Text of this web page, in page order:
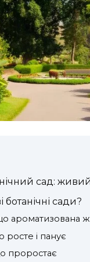
сад:
сади?
що ароматизована
росте і панує
проростає